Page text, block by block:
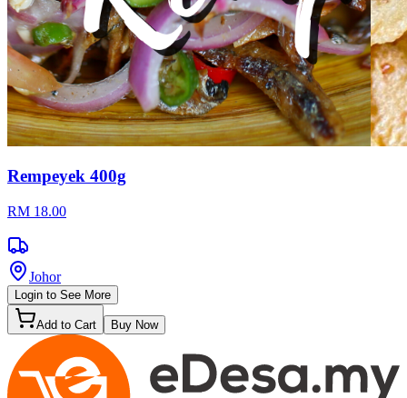
Rempeyek 400g
RM 18.00
Johor
Login to See More
Add to Cart Buy Now